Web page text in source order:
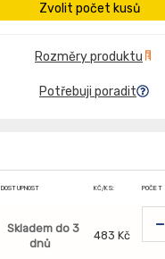
Zvolit počet kusů
Rozměry produktu
Potřebuji poradit
DOSTUPNOST KČ/KS: POČET
Skladem do 3
dnů
483 Kč -